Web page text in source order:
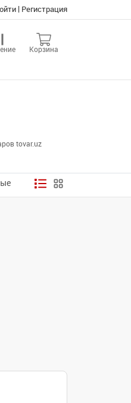
| Регистрация
Корзина
tovar.uz